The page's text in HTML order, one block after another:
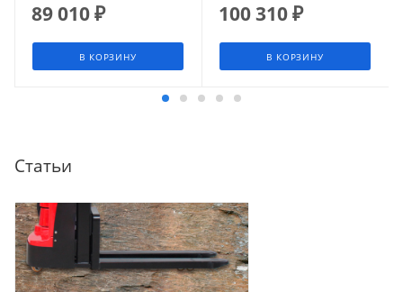
89 010₽
В КОРЗИНУ
100 310₽
В КОРЗИНУ
Статьи